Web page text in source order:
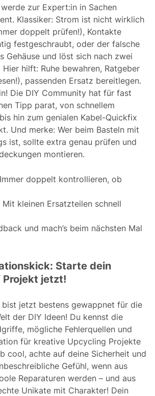
zur Expert:in in Sachen
Klassiker: Strom ist nicht wirklich
doppelt prüfen!), Kontakte
festgeschraubt, oder der falsche
Gehäuse und löst sich nach zwei
hilft: Ruhe bewahren, Ratgeber
passenden Ersatz bereitlegen.
Die DIY Community hat für fast
Tipp parat, von schnellem
hin zum genialen Kabel-Quickfix
Und merke: Wer beim Basteln mit
ist, sollte extra genau prüfen und
montieren.
doppelt kontrollieren, ob
kleinen Ersatzteilen schnell
und mach’s beim nächsten Mal
Starte dein
Projekt jetzt!
bist jetzt bestens gewappnet für die
der DIY Ideen! Du kennst die
mögliche Fehlerquellen und
für kreative Upcycling Projekte
cool, achte auf deine Sicherheit und
Gefühl, wenn aus
Reparaturen werden – und aus
Unikate mit Charakter! Dein